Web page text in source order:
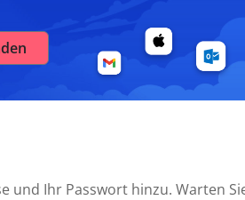
und Ihr Passwort hinzu. Warten